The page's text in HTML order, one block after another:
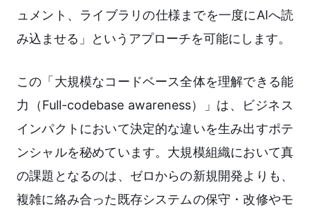
ュメント、ライブラリの仕様までを一度にAIへ読
み込ませる」というアプローチを可能にします。
この「大規模なコードベース全体を理解できる能
力（Full-codebase awareness）」は、ビジネス
インパクトにおいて決定的な違いを生み出すポテ
ンシャルを秘めています。大規模組織において真
の課題となるのは、ゼロからの新規開発よりも、
複雑に絡み合った既存システムの保守・改修やモ